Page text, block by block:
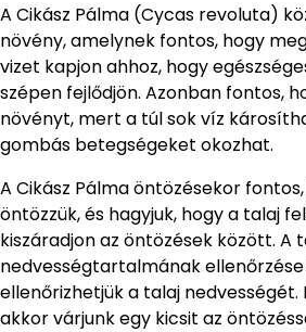
A Cikász Pálma (Cycas revoluta)
növény, amelynek fontos, hogy
vizet kapjon ahhoz, hogy
szépen fejlődjön. Azonban fontos,
növényt, mert a túl sok víz
gombás betegségeket okozhat.
A Cikász Pálma öntözésekor
öntözzük, és hagyjuk, hogy a talaj
kiszáradjon az öntözések között. A
nedvességtartalmának
ellenőrizhetjük a talaj nedvességét.
akkor várjunk egy kicsit az